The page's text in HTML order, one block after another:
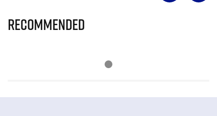
Recommended